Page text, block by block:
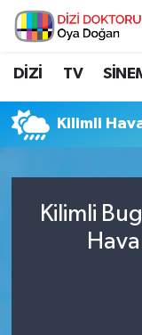
DİZİ TV
Kilimli
Kilimli
İstanbul
İstanbul
Süper Lig